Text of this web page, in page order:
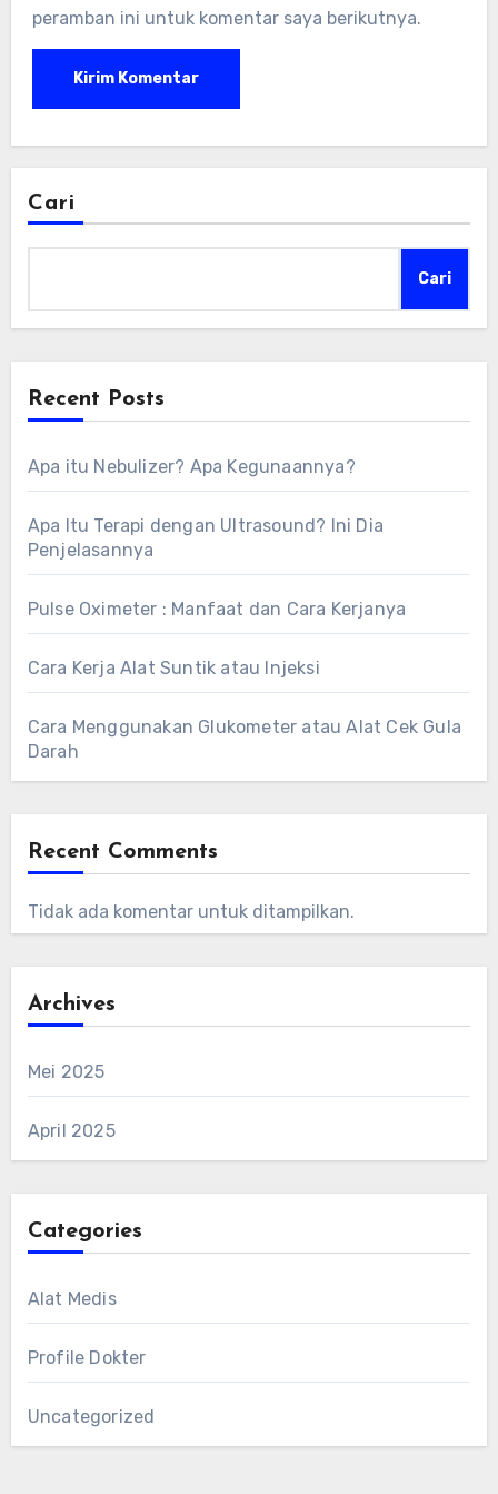
peramban ini untuk komentar saya berikutnya.
Cari
Cari
Recent Posts
Apa itu Nebulizer? Apa Kegunaannya?
Apa Itu Terapi dengan Ultrasound? Ini Dia
Penjelasannya
Pulse Oximeter : Manfaat dan Cara Kerjanya
Cara Kerja Alat Suntik atau Injeksi
Cara Menggunakan Glukometer atau Alat Cek Gula
Darah
Recent Comments
Tidak ada komentar untuk ditampilkan.
Archives
Mei 2025
April 2025
Categories
Alat Medis
Profile Dokter
Uncategorized